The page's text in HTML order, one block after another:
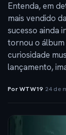
Entenda, em
mais vendido
sucesso ainda
tornou o álbum
curiosidade
lançamento,
Por WTW19· 24 de